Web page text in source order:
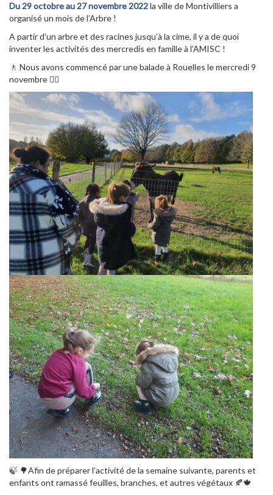
Du 29 octobre au 27 novembre 2022la ville de Montivilliers a
organisé un mois de l’Arbre !
A partir d’un arbre et des racines jusqu’à la cime, il y a de quoi
inventer les activités des mercredis en famille à l’AMISC !
🚶 Nous avons commencé par une balade à Rouelles le mercredi 9
novembre 🚶‍♀️
🍃 🌳Afin de préparer l’activité de la semaine suivante, parents et
enfants ont ramassé feuilles, branches, et autres végétaux 🍂🍁